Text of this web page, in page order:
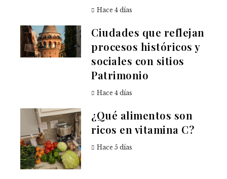
Hace 4 días
Ciudades que reflejan
procesos históricos y
sociales con sitios
Patrimonio
Hace 4 días
¿Qué alimentos son
ricos en vitamina C?
Hace 5 días